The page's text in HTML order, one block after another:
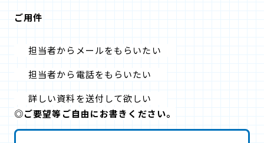
ご用件
担当者からメールをもらいたい
担当者から電話をもらいたい
詳しい資料を送付して欲しい
◎ご要望等ご自由にお書きください。